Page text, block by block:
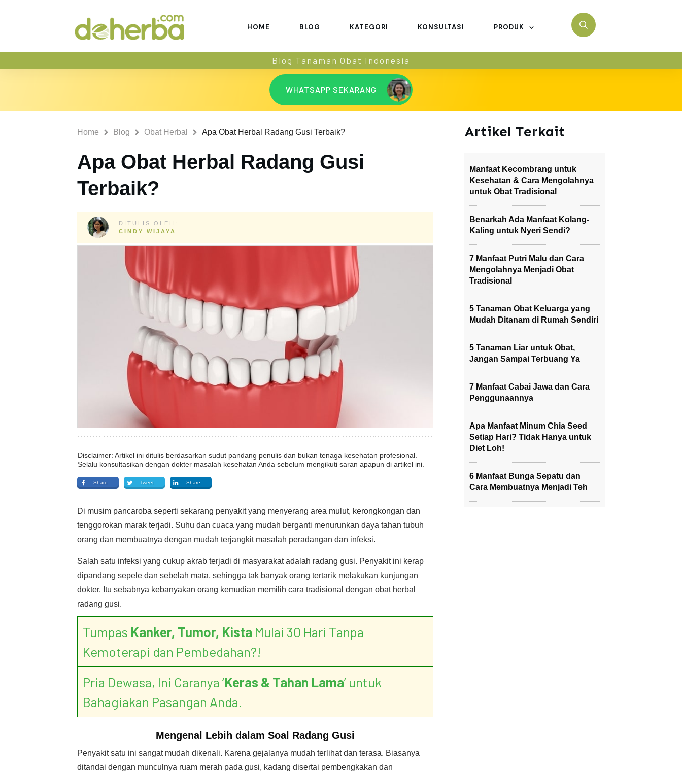
HOME BLOG KATEGORI KONSULTASI PRODUK
Blog Tanaman Obat Indonesia
WHATSAPP SEKARANG
Home Blog Obat Herbal Apa Obat Herbal Radang Gusi Terbaik?
Apa Obat Herbal Radang Gusi
Terbaik?
DITULIS OLEH:
CINDY WIJAYA
Disclaimer: Artikel ini ditulis berdasarkan sudut pandang penulis dan bukan tenaga kesehatan profesional.
Selalu konsultasikan dengan dokter masalah kesehatan Anda sebelum mengikuti saran apapun di artikel ini.
Share Tweet Share
Di musim pancaroba seperti sekarang penyakit yang menyerang area mulut, kerongkongan dan
tenggorokan marak terjadi. Suhu dan cuaca yang mudah berganti menurunkan daya tahan tubuh
orang dan membuatnya dengan mudah terjangkit masalah peradangan dan infeksi.
Salah satu infeksi yang cukup akrab terjadi di masyarakat adalah radang gusi. Penyakit ini kerap
dipandang sepele dan sebelah mata, sehingga tak banyak orang tertarik melakukan kunjungan
dokter. Itu sebabnya kebanyakan orang kemudian memilih cara tradisional dengan obat herbal
radang gusi.
Tumpas Kanker, Tumor, Kista Mulai 30 Hari Tanpa
Kemoterapi dan Pembedahan?!
Pria Dewasa, Ini Caranya ‘Keras & Tahan Lama’ untuk
Bahagiakan Pasangan Anda.
Mengenal Lebih dalam Soal Radang Gusi
Penyakit satu ini sangat mudah dikenali. Karena gejalanya mudah terlihat dan terasa. Biasanya
ditandai dengan munculnya ruam merah pada gusi, kadang disertai pembengkakan dan
Artikel Terkait
Manfaat Kecombrang untuk
Kesehatan & Cara Mengolahnya
untuk Obat Tradisional
Benarkah Ada Manfaat Kolang-
Kaling untuk Nyeri Sendi?
7 Manfaat Putri Malu dan Cara
Mengolahnya Menjadi Obat
Tradisional
5 Tanaman Obat Keluarga yang
Mudah Ditanam di Rumah Sendiri
5 Tanaman Liar untuk Obat,
Jangan Sampai Terbuang Ya
7 Manfaat Cabai Jawa dan Cara
Penggunaannya
Apa Manfaat Minum Chia Seed
Setiap Hari? Tidak Hanya untuk
Diet Loh!
6 Manfaat Bunga Sepatu dan
Cara Membuatnya Menjadi Teh